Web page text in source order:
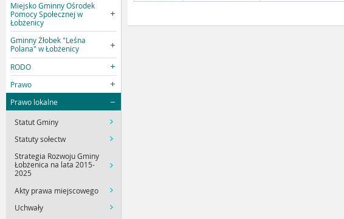
Miejsko Gminny Ośrodek
Pomocy Społecznej w
Łobżenicy
Gminny Żłobek "Leśna
Polana" w Łobżenicy
RODO
Prawo
Prawo lokalne
Statut Gminy
Statuty sołectw
Strategia Rozwoju Gminy
Łobżenica na lata 2015-
2025
Akty prawa miejscowego
Uchwały